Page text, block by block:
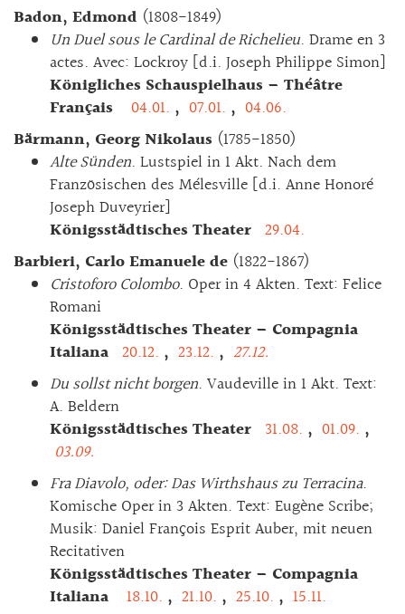
Badon, Edmond (1808-1849)
Un Duel sous le Cardinal de Richelieu. Drame en 3
actes. Avec: Lockroy [d.i. Joseph Philippe Simon]
Königliches Schauspielhaus – Théâtre
Français
04.01. , 07.01. , 04.06.
Bärmann, Georg Nikolaus (1785-1850)
Alte Sünden. Lustspiel in 1 Akt. Nach dem
Französischen des Mélesville [d.i. Anne Honoré
Joseph Duveyrier]
Königsstädtisches Theater 29.04.
Barbieri, Carlo Emanuele de (1822-1867)
Cristoforo Colombo. Oper in 4 Akten. Text: Felice
Romani
Königsstädtisches Theater – Compagnia
Italiana 20.12. , 23.12. , 27.12.
Du sollst nicht borgen. Vaudeville in 1 Akt. Text:
A. Beldern
Königsstädtisches Theater 31.08. , 01.09. ,
03.09.
Fra Diavolo, oder: Das Wirthshaus zu Terracina.
Komische Oper in 3 Akten. Text: Eugène Scribe;
Musik: Daniel François Esprit Auber, mit neuen
Recitativen
Königsstädtisches Theater – Compagnia
Italiana
18.10. , 21.10. , 25.10. , 15.11.